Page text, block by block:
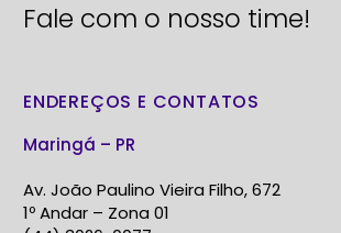
Fale com o nosso time!
ENDEREÇOS E CONTATOS
Maringá – PR
Av. João Paulino Vieira Filho, 672
1º Andar – Zona 01